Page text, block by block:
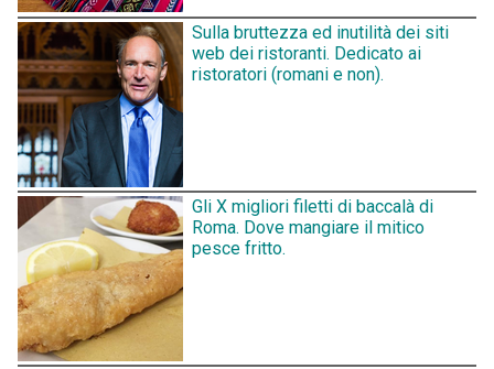
Sulla bruttezza ed inutilità dei siti
web dei ristoranti. Dedicato ai
ristoratori (romani e non).
Gli X migliori filetti di baccalà di
Roma. Dove mangiare il mitico
pesce fritto.